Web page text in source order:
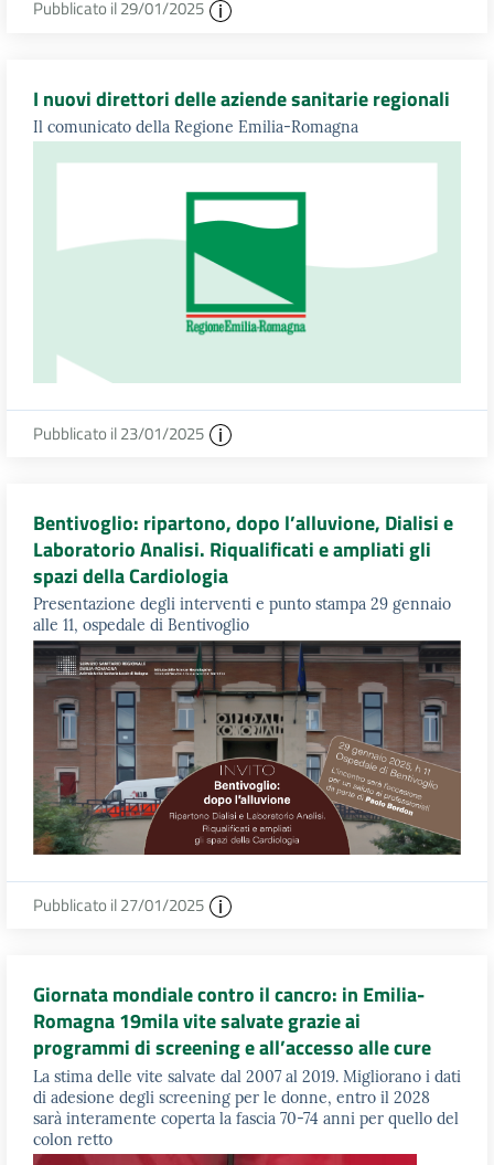
Pubblicato il 29/01/2025
I nuovi direttori delle aziende sanitarie regionali
Il comunicato della Regione Emilia-Romagna
Pubblicato il 23/01/2025
Bentivoglio: ripartono, dopo l’alluvione, Dialisi e
Laboratorio Analisi. Riqualificati e ampliati gli
spazi della Cardiologia
Presentazione degli interventi e punto stampa 29 gennaio
alle 11, ospedale di Bentivoglio
Pubblicato il 27/01/2025
Giornata mondiale contro il cancro: in Emilia-
Romagna 19mila vite salvate grazie ai
programmi di screening e all’accesso alle cure
La stima delle vite salvate dal 2007 al 2019. Migliorano i dati
di adesione degli screening per le donne, entro il 2028
sarà interamente coperta la fascia 70-74 anni per quello del
colon retto